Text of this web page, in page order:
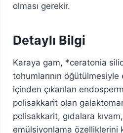
olması gerekir.
Detaylı Bilgi
Karaya gam, *ceratonia
tohumlarının
içinden çıkarılan
polisakkarit olan
polisakkarit, gıdalara
emülsiyonlama özelliklerini